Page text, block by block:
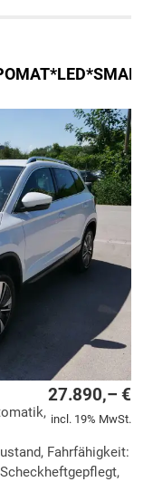
27.890,– €
incl. 19% MwSt.
Fahrfähigkeit: